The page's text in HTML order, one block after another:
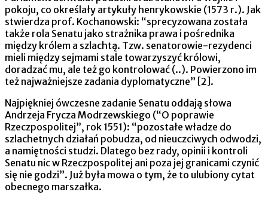
pokoju, co określały artykuły henrykowskie (1573 r.). Jak
stwierdza prof. Kochanowski: “sprecyzowana została
także rola Senatu jako strażnika prawa i pośrednika
między królem a szlachtą. Tzw. senatorowie-rezydenci
mieli między sejmami stale towarzyszyć królowi,
doradzać mu, ale też go kontrolować (..). Powierzono im
też najważniejsze zadania dyplomatyczne” [2].
Najpiękniej ówczesne zadanie Senatu oddają słowa
Andrzeja Frycza Modrzewskiego (“O poprawie
Rzeczpospolitej”, rok 1551): “pozostałe władze do
szlachetnych działań pobudza, od nieuczciwych odwodzi,
a namiętności studzi. Dlatego bez rady, opinii i kontroli
Senatu nic w Rzeczpospolitej ani poza jej granicami czynić
się nie godzi”. Już była mowa o tym, że to ulubiony cytat
obecnego marszałka.